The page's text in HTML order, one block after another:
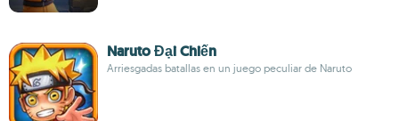
Naruto Đại Chiến
Arriesgadas batallas en un juego peculiar de Naruto